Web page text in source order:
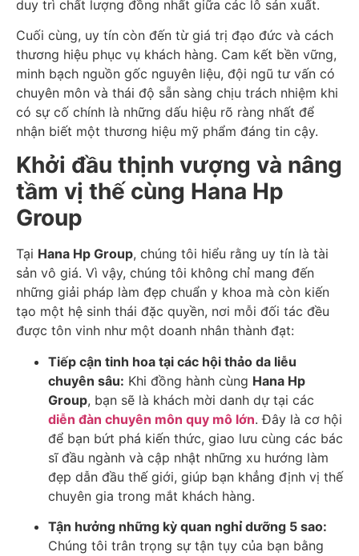
duy trì chất lượng đồng nhất giữa các lô sản xuất.
Cuối cùng, uy tín còn đến từ giá trị đạo đức và cách
thương hiệu phục vụ khách hàng. Cam kết bền vững,
minh bạch nguồn gốc nguyên liệu, đội ngũ tư vấn có
chuyên môn và thái độ sẵn sàng chịu trách nhiệm khi
có sự cố chính là những dấu hiệu rõ ràng nhất để
nhận biết một thương hiệu mỹ phẩm đáng tin cậy.
Khởi đầu thịnh vượng và nâng
tầm vị thế cùng Hana Hp
Group
Tại Hana Hp Group, chúng tôi hiểu rằng uy tín là tài
sản vô giá. Vì vậy, chúng tôi không chỉ mang đến
những giải pháp làm đẹp chuẩn y khoa mà còn kiến
tạo một hệ sinh thái đặc quyền, nơi mỗi đối tác đều
được tôn vinh như một doanh nhân thành đạt:
Tiếp cận tinh hoa tại các hội thảo da liễu
chuyên sâu: Khi đồng hành cùng Hana Hp
Group, bạn sẽ là khách mời danh dự tại các
diễn đàn chuyên môn quy mô lớn. Đây là cơ hội
để bạn bứt phá kiến thức, giao lưu cùng các bác
sĩ đầu ngành và cập nhật những xu hướng làm
đẹp dẫn đầu thế giới, giúp bạn khẳng định vị thế
chuyên gia trong mắt khách hàng.
Tận hưởng những kỳ quan nghỉ dưỡng 5 sao:
Chúng tôi trân trọng sự tận tụy của bạn bằng